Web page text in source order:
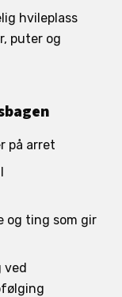
hvileplass
puter og
på arret
og ting som gir
ved